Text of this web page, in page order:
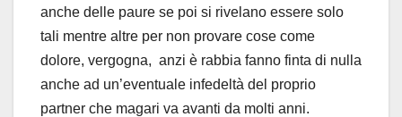
anche delle paure se poi si rivelano essere solo
tali mentre altre per non provare cose come
dolore, vergogna, anzi è rabbia fanno finta di nulla
anche ad un’eventuale infedeltà del proprio
partner che magari va avanti da molti anni.